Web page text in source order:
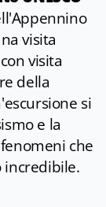
visita
visita
della
si
e la
che
incredibile.